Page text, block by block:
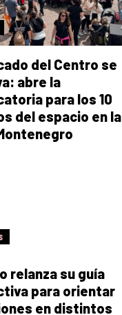
del Centro se
abre la
para los 10
del espacio en la
relanza su guía
para orientar
en distintos